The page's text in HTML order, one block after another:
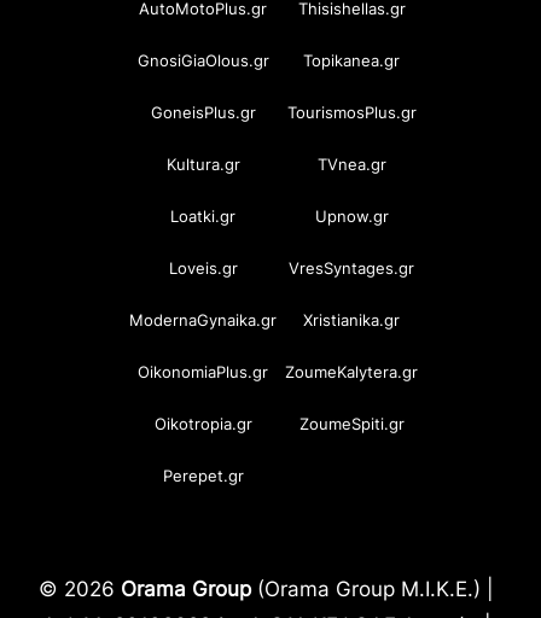
AutoMotoPlus.gr Thisishellas.gr
GnosiGiaOlous.gr Topikanea.gr
GoneisPlus.gr TourismosPlus.gr
Kultura.gr TVnea.gr
Loatki.gr Upnow.gr
Loveis.gr VresSyntages.gr
ModernaGynaika.gr Xristianika.gr
OikonomiaPlus.gr ZoumeKalytera.gr
Oikotropia.gr ZoumeSpiti.gr
Perepet.gr
© 2026 Orama Group(Orama Group Μ.Ι.Κ.Ε.) |